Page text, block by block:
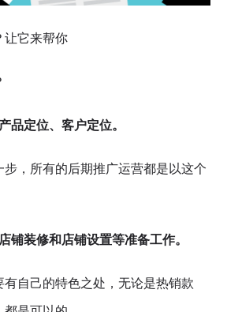
让它来帮你
品定位、客户定位。
，所有的后期推广运营都是以这个
铺装修和店铺设置等准备工作。
自己的特色之处，无论是热销款